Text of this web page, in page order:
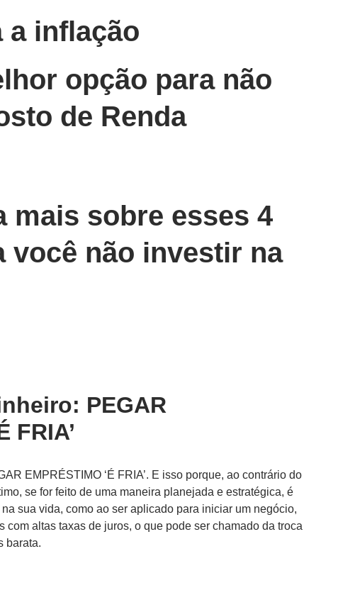
a inflação
opção para não
de Renda
mais sobre esses 4
você não investir na
PEGAR
FRIA’
EMPRÉSTIMO ‘É FRIA’. E isso porque, ao contrário do
se for feito de uma maneira planejada e estratégica, é
sua vida, como ao ser aplicado para iniciar um negócio,
com altas taxas de juros, o que pode ser chamado da troca
barata.